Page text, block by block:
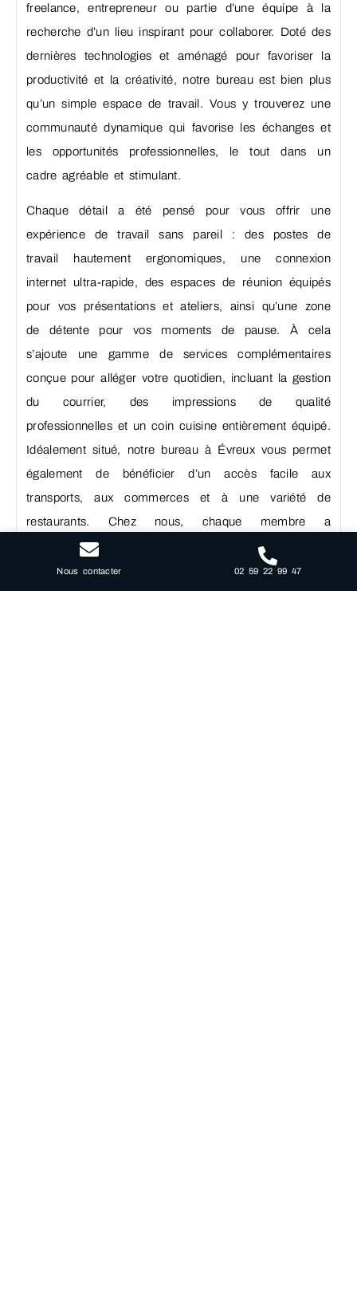
Nous contacter 02 59 22 99 47
freelance, entrepreneur ou partie d’une équipe à la
recherche d’un lieu inspirant pour collaborer. Doté des
dernières technologies et aménagé pour favoriser la
productivité et la créativité, notre bureau est bien plus
qu’un simple espace de travail. Vous y trouverez une
communauté dynamique qui favorise les échanges et
les opportunités professionnelles, le tout dans un
cadre agréable et stimulant.
Chaque détail a été pensé pour vous offrir une
expérience de travail sans pareil : des postes de
travail hautement ergonomiques, une connexion
internet ultra-rapide, des espaces de réunion équipés
pour vos présentations et ateliers, ainsi qu’une zone
de détente pour vos moments de pause. À cela
s’ajoute une gamme de services complémentaires
conçue pour alléger votre quotidien, incluant la gestion
du courrier, des impressions de qualité
professionnelles et un coin cuisine entièrement équipé.
Idéalement situé, notre bureau à Évreux vous permet
également de bénéficier d’un accès facile aux
transports, aux commerces et à une variété de
restaurants. Chez nous, chaque membre a
l’opportunité de tisser des relations précieuses, de
partager des compétences et de faire croître son
réseau professionnel dans un environnement favorable